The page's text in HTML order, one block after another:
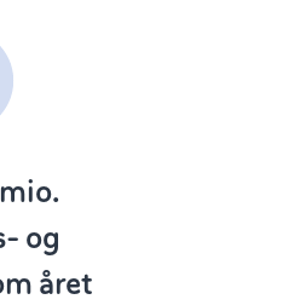
mio.
og
året